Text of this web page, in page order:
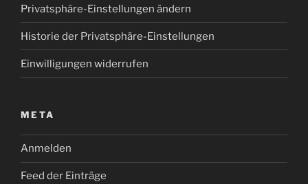
Privatsphäre-Einstellungen ändern
Historie der Privatsphäre-Einstellungen
Einwilligungen widerrufen
META
Anmelden
Feed der Einträge